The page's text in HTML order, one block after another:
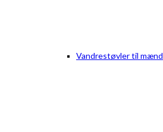
Vandrestøvler til mænd